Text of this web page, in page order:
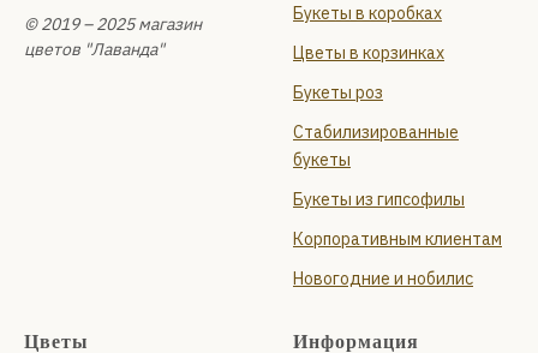
© 2019 – 2025 магазин
цветов "Лаванда"
Букеты в коробках
Цветы в корзинках
Букеты роз
Стабилизированные
букеты
Букеты из гипсофилы
Корпоративным клиентам
Новогодние и нобилис
Цветы Информация